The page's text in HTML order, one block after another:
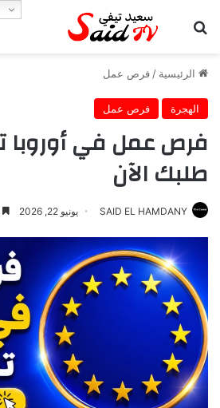
بحث عن
الرئيسية / فرص عمل
الهجرة فرص عمل
فرص عمل في أوروبا
طلبك الآن
SAID EL HAMDANY يونيو 22, 2026